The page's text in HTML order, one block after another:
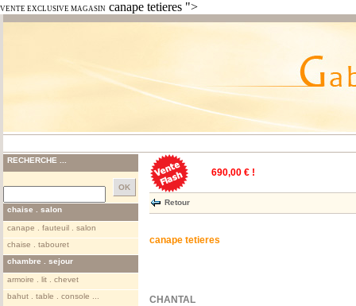
VENTE EXCLUSIVE MAGASIN canape tetieres ">
RECHERCHE ...
chaise . salon
canape . fauteuil . salon
chaise . tabouret
chambre . sejour
armoire . lit . chevet
bahut . table . console ...
690,00 € !
Retour
canape tetieres
CHANTAL